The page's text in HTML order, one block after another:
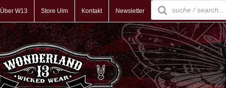
Über W13 Store Ulm Kontakt Newsletter
Products
search